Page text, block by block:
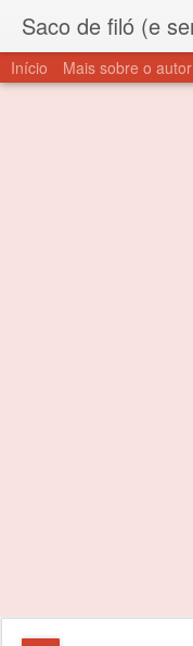
Saco de filó (e
Início Mais sobre o autor